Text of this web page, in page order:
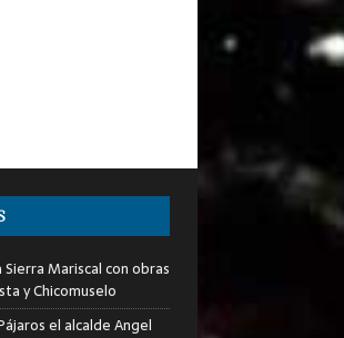
Mariscal con obras
y Chicomuselo
el alcalde Angel